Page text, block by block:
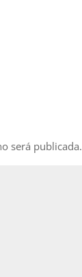
será publicada.